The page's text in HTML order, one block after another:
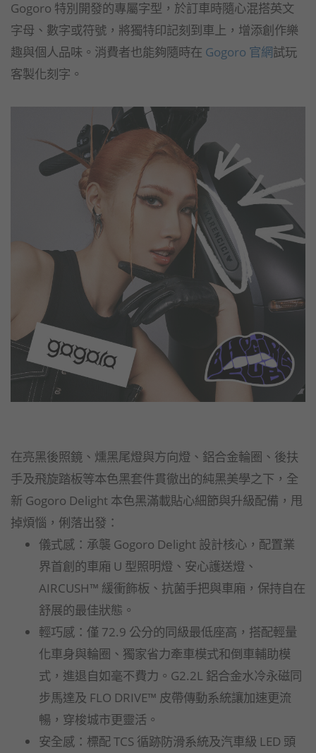
Gogoro 特別開發的專屬字型，於訂車時隨心混搭英文
字母、數字或符號，將獨特印記刻到車上，增添創作樂
趣與個人品味。消費者也能夠隨時在 Gogoro 官網試玩
客製化刻字。
在亮黑後照鏡、燻黑尾燈與方向燈、鋁合金輪圈、後扶
手及飛旋踏板等本色黑套件貫徹出的純黑美學之下，全
新 Gogoro Delight 本色黑滿載貼心細節與升級配備，甩
掉煩惱，俐落出發：
儀式感：承襲 Gogoro Delight 設計核心，配置業
界首創的車廂 U 型照明燈、安心護送燈、
AIRCUSH™ 緩衝飾板、抗菌手把與車廂，保持自在
舒展的最佳狀態。
輕巧感：僅 72.9 公分的同級最低座高，搭配輕量
化車身與輪圈、獨家省力牽車模式和倒車輔助模
式，進退自如毫不費力。G2.2L 鋁合金水冷永磁同
步馬達及 FLO DRIVE™ 皮帶傳動系統讓加速更流
暢，穿梭城市更靈活。
安全感：標配 TCS 循跡防滑系統及汽車級 LED 頭